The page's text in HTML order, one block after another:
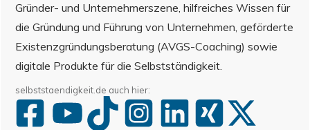
Gründer- und Unternehmerszene, hilfreiches Wissen für
die Gründung und Führung von Unternehmen, geförderte
Existenzgründungsberatung (AVGS-Coaching) sowie
digitale Produkte für die Selbstständigkeit.
selbststaendigkeit.de auch hier: